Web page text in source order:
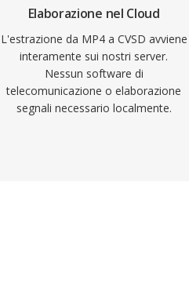
Elaborazione nel Cloud
L'estrazione da MP4 a CVSD avviene
interamente sui nostri server.
Nessun software di
telecomunicazione o elaborazione
segnali necessario localmente.